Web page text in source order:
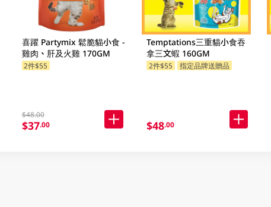
喜躍 Partymix 鬆脆貓小食 -
雞肉、肝及火雞 170GM
2件$55
$48.00
$37.00
Temptations三重貓小食吞
拿三文蝦 160GM
2件$55 指定品牌送贈品
$48.00